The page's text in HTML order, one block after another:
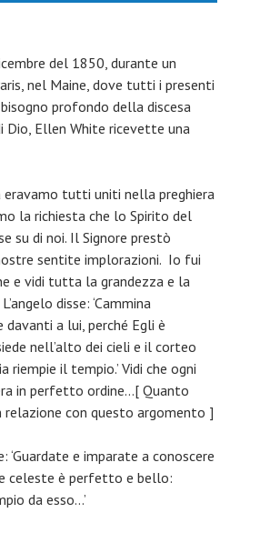
del 1850, durante un
nel Maine, dove tutti i presenti
profondo della discesa
Dio, Ellen White ricevette una
eravamo tutti uniti nella preghiera
la richiesta che lo Spirito del
su di noi. Il Signore prestò
sentite implorazioni. Io fui
e vidi tutta la grandezza e la
disse: ‘Cammina
a lui, perché Egli è
nell’alto dei cieli e il corteo
riempie il tempio.’ Vidi che ogni
in perfetto ordine…[ Quanto
relazione con questo argomento ]
‘Guardate e imparate a conoscere
celeste è perfetto e bello:
da esso…’